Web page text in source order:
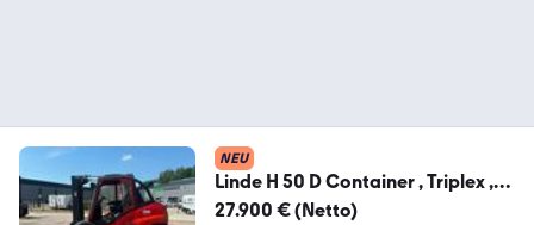
NEU
Linde H 50 D Container , Triplex ,
Nur 8637 h
27.900 € (Netto)